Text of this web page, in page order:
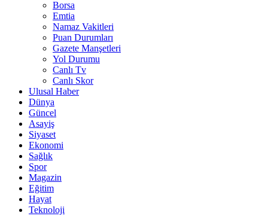
Borsa
Emtia
Namaz Vakitleri
Puan Durumları
Gazete Manşetleri
Yol Durumu
Canlı Tv
Canlı Skor
Ulusal Haber
Dünya
Güncel
Asayiş
Siyaset
Ekonomi
Sağlık
Spor
Magazin
Eğitim
Hayat
Teknoloji